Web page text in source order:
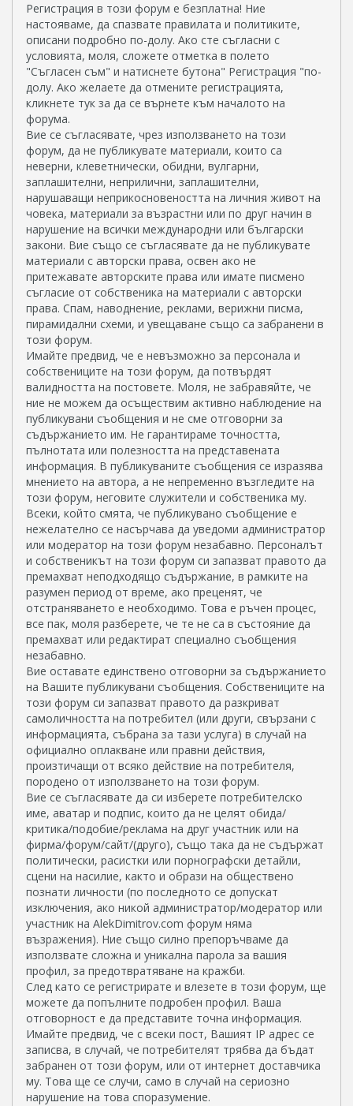
Регистрация в този форум е безплатна! Ние
настояваме, да спазвате правилата и политиките,
описани подробно по-долу. Ако сте съгласни с
условията, моля, сложете отметка в полето
"Съгласен съм" и натиснете бутона" Регистрация "по-
долу. Ако желаете да отмените регистрацията,
кликнете тук за да се върнете към началото на
форума.
Вие се съгласявате, чрез използването на този
форум, да не публикувате материали, които са
неверни, клеветнически, обидни, вулгарни,
заплашителни, неприлични, заплашителни,
нарушаващи неприкосновеността на личния живот на
човека, материали за възрастни или по друг начин в
нарушение на всички международни или български
закони. Вие също се съгласявате да не публикувате
материали с авторски права, освен ако не
притежавате авторските права или имате писмено
съгласие от собственика на материали с авторски
права. Спам, наводнение, реклами, верижни писма,
пирамидални схеми, и увещаване също са забранени в
този форум.
Имайте предвид, че е невъзможно за персонала и
собствениците на този форум, да потвърдят
валидността на постовете. Моля, не забравяйте, че
ние не можем да осъществим активно наблюдение на
публикувани съобщения и не сме отговорни за
съдържанието им. Не гарантираме точността,
пълнотата или полезността на представената
информация. В публикуваните съобщения се изразява
мнението на автора, а не непременно възгледите на
този форум, неговите служители и собственика му.
Всеки, който смята, че публикувано съобщение е
нежелателно се насърчава да уведоми администратор
или модератор на този форум незабавно. Персоналът
и собственикът на този форум си запазват правото да
премахват неподходящо съдържание, в рамките на
разумен период от време, ако преценят, че
отстраняването е необходимо. Това е ръчен процес,
все пак, моля разберете, че те не са в състояние да
премахват или редактират специално съобщения
незабавно.
Вие оставате единствено отговорни за съдържанието
на Вашите публикувани съобщения. Собствениците на
този форум си запазват правото да разкриват
самоличността на потребител (или други, свързани с
информацията, събрана за тази услуга) в случай на
официално оплакване или правни действия,
произтичащи от всяко действие на потребителя,
породено от използването на този форум.
Вие се съгласявате да си изберете потребителско
име, аватар и подпис, които да не целят обида/
критика/подобие/реклама на друг участник или на
фирма/форум/сайт/(друго), също така да не съдържат
политически, расистки или порнографски детайли,
сцени на насилие, както и образи на обществено
познати личности (по последното се допускат
изключения, ако никой администратор/модератор или
участник на AlekDimitrov.com форум няма
възражения). Ние също силно препоръчваме да
използвате сложна и уникална парола за вашия
профил, за предотвратяване на кражби.
След като се регистрирате и влезете в този форум, ще
можете да попълните подробен профил. Ваша
отговорност е да представите точна информация.
Имайте предвид, че с всеки пост, Вашият IP адрес се
записва, в случай, че потребителят трябва да бъдат
забранен от този форум, или от интернет доставчика
му. Това ще се случи, само в случай на сериозно
нарушение на това споразумение.